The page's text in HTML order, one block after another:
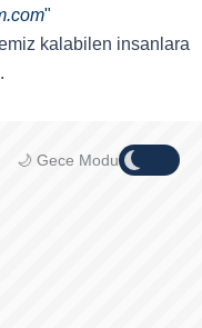
"
kalabilen insanlara
🌙 Gece Modu